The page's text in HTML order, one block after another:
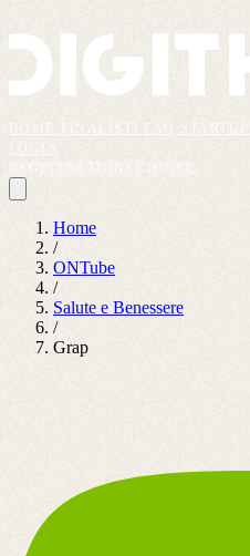
Home
/
ONTube
/
Salute e Benessere
/
Grap